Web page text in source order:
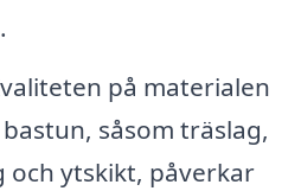
på materialen
såsom träslag,
och ytskikt, påverkar